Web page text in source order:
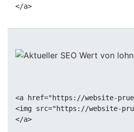
<a href="https://website-
<img src="https://website-